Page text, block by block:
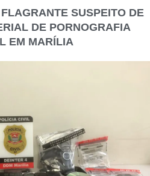
SUSPEITO DE
DE PORNOGRAFIA
EM MARÍLIA